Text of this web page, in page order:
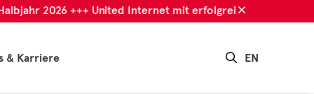
+++ United Internet mit erfolgreichem 1. Halbjahr
EN
& Karriere